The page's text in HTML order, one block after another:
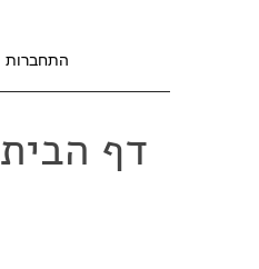
התחברות
דף הבית